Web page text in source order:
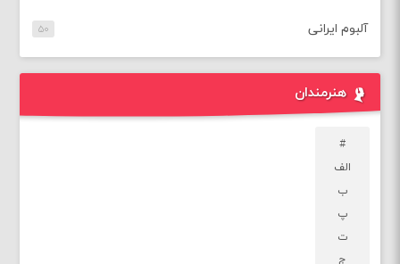
آلبوم ایرانی ۵۰
هنرمندان
#
الف
ب
پ
ت
ج